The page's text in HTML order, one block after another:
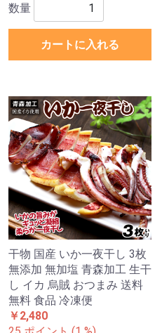
数量
カートに入れる
干物 国産 いか一夜干し 3枚
無添加 無加塩 青森加工 生干
し イカ 烏賊 おつまみ 送料
無料 食品 冷凍便
￥2,480